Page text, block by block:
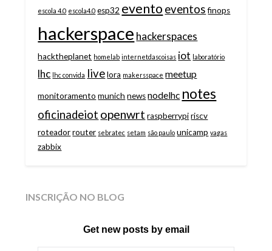
escola 4.0 escola4.0 esp32 evento eventos finops
hackerspace hackerspaces
hacktheplanet homelab internetdascoisas iot laboratório
lhc lhc convida live lora makersspace meetup
monitoramento munich news nodelhc notes
oficinadeiot openwrt raspberrypi riscv
roteador router sebratec setam são paulo unicamp vagas
zabbix
INSCRIÇÃO NO BLOG
Get new posts by email